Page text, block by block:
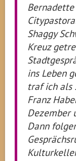
Shaggy
Kreuz
ins Leben
traf ich als
Franz
Dezember
Dann